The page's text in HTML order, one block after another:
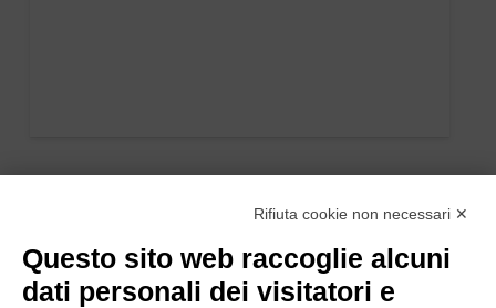
Rifiuta cookie non necessari ✕
Questo sito web raccoglie alcuni
dati personali dei visitatori e